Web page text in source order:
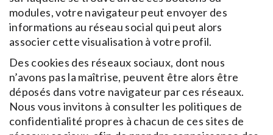
modules, votre navigateur peut envoyer des
informations au réseau social qui peut alors
associer cette visualisation à votre profil.
Des cookies des réseaux sociaux, dont nous
n’avons pas la maîtrise, peuvent être alors être
déposés dans votre navigateur par ces réseaux.
Nous vous invitons à consulter les politiques de
confidentialité propres à chacun de ces sites de